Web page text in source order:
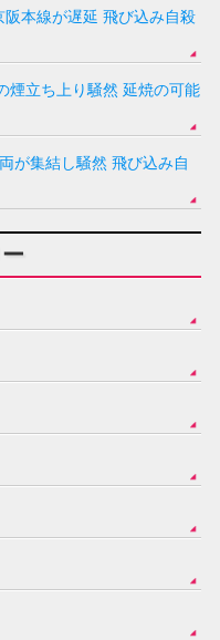
本線が遅延 飛び込み自殺
煙立ち上り騒然 延焼の可能
が集結し騒然 飛び込み自